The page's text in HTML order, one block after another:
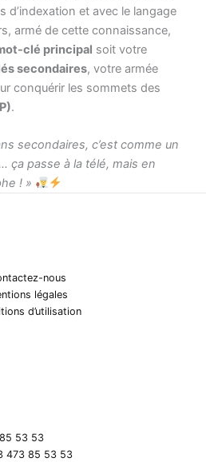
d’indexation et avec le langage
armé de cette connaissance,
clé principal soit votre
secondaires, votre armée
conquérir les sommets des
.
secondaires, c’est comme un
ça passe à la télé, mais en
! »
nous
légales
d’utilisation
53 53
473 85 53 53